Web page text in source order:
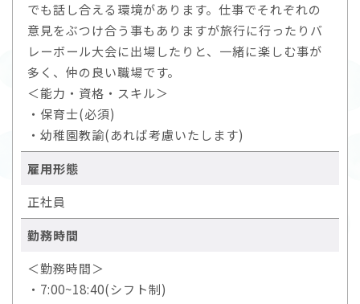
でも話し合える環境があります。仕事でそれぞれの
意見をぶつけ合う事もありますが旅行に行ったりバ
レーボール大会に出場したりと、一緒に楽しむ事が
多く、仲の良い職場です。
＜能力・資格・スキル＞
・保育士(必須)
・幼稚園教諭(あれば考慮いたします)
雇用形態
正社員
勤務時間
＜勤務時間＞
・7:00~18:40(シフト制)